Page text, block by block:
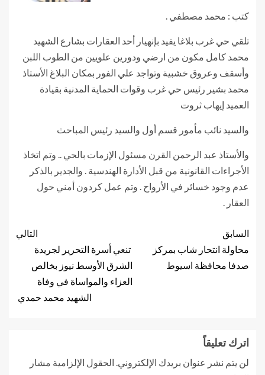
كتب : محمد مصطفي .
تلقي حي غرب بلاغا يفيد بإنهيار أحد العقارات بشارع الشهيد
محمد كامل مكون من ارضي ودورين علويين من الطوب اللبن
وأسقف وعروق خشبية وتواجد علي الفور بمكان البلاغ الأستاذ
محمد بشير رئيس حي غرب وقوات الحماية المدنية بقيادة
العميد إيهاب ثروت
والسيد نائب مأمور قسم أول والسيد رئيس المباحث
والأستاذ عبد الرحمن القرن مسئول الإزمات بالحي .. وتم اتخاذ
الأجراءات القانونية من قبل الأدارة الهندسية . والجدير بالذكر
عدم وجود خسائر في الأرواح . وتم عمل كردون أمني حول
العقار .
السابق
محاولة انتحار شاب بمركز
صدفا محافظة اسيوط
التالي
تنعي أسرة التحرير لجريدة
الشرق الأوسط نيوز بخالص
العزاء والمواساة في وفاة
الشهيد محمد حمدي
اترك تعليقاً
لن يتم نشر عنوان بريدك الإلكتروني. الحقول الإلزامية مشار